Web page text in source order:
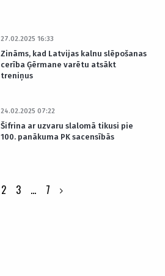
27.02.2025 16:33
Zināms, kad Latvijas kalnu slēpošanas
cerība Ģērmane varētu atsākt
treniņus
24.02.2025 07:22
Šifrina ar uzvaru slalomā tikusi pie
100. panākuma PK sacensībās
2 3 … 7